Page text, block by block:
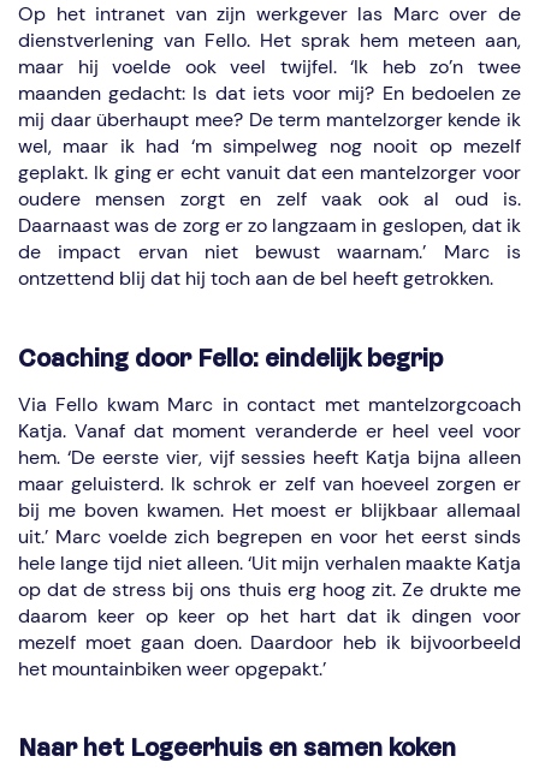
Op het intranet van zijn werkgever las Marc over de
dienstverlening van Fello. Het sprak hem meteen aan,
maar hij voelde ook veel twijfel. ‘Ik heb zo’n twee
maanden gedacht: Is dat iets voor mij? En bedoelen ze
mij daar überhaupt mee? De term mantelzorger kende ik
wel, maar ik had ‘m simpelweg nog nooit op mezelf
geplakt. Ik ging er echt vanuit dat een mantelzorger voor
oudere mensen zorgt en zelf vaak ook al oud is.
Daarnaast was de zorg er zo langzaam in geslopen, dat ik
de impact ervan niet bewust waarnam.’ Marc is
ontzettend blij dat hij toch aan de bel heeft getrokken.
Coaching door Fello: eindelijk begrip
Via Fello kwam Marc in contact met mantelzorgcoach
Katja. Vanaf dat moment veranderde er heel veel voor
hem. ‘De eerste vier, vijf sessies heeft Katja bijna alleen
maar geluisterd. Ik schrok er zelf van hoeveel zorgen er
bij me boven kwamen. Het moest er blijkbaar allemaal
uit.’ Marc voelde zich begrepen en voor het eerst sinds
hele lange tijd niet alleen. ‘Uit mijn verhalen maakte Katja
op dat de stress bij ons thuis erg hoog zit. Ze drukte me
daarom keer op keer op het hart dat ik dingen voor
mezelf moet gaan doen. Daardoor heb ik bijvoorbeeld
het mountainbiken weer opgepakt.’
Naar het Logeerhuis en samen koken